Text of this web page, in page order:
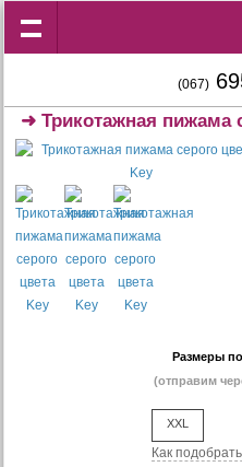
(067)
➜Трикотажная пижама
Размеры
(отправим
XXL
Как